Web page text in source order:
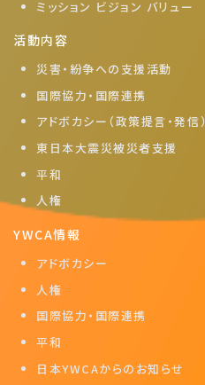
ミッション ビジョン バリュー
活動内容
災害・紛争への支援活動
国際協力・国際連携
アドボカシー（政策提言・発信）
東日本大震災被災者支援
平和
人権
YWCA情報
アドボカシー
人権
国際協力・国際連携
平和
日本YWCAからのお知らせ